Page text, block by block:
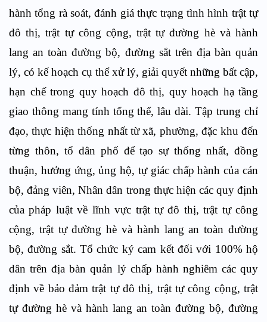
hành tổng rà soát, đánh giá thực trạng tình hình trật tự
đô thị, trật tự công cộng, trật tự đường hè và hành
lang an toàn đường bộ, đường sắt trên địa bàn quản
lý, có kế hoạch cụ thể xử lý, giải quyết những bất cập,
hạn chế trong quy hoạch đô thị, quy hoạch hạ tầng
giao thông mang tính tổng thể, lâu dài. Tập trung chỉ
đạo, thực hiện thống nhất từ xã, phường, đặc khu đến
từng thôn, tổ dân phố để tạo sự thống nhất, đồng
thuận, hưởng ứng, ủng hộ, tự giác chấp hành của cán
bộ, đảng viên, Nhân dân trong thực hiện các quy định
của pháp luật về lĩnh vực trật tự đô thị, trật tự công
cộng, trật tự đường hè và hành lang an toàn đường
bộ, đường sắt. Tổ chức ký cam kết đối với 100% hộ
dân trên địa bàn quản lý chấp hành nghiêm các quy
định về bảo đảm trật tự đô thị, trật tự công cộng, trật
tự đường hè và hành lang an toàn đường bộ, đường